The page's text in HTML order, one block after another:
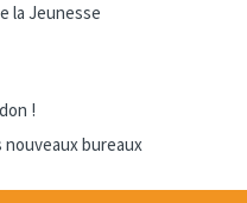
la Jeunesse
!
nouveaux bureaux